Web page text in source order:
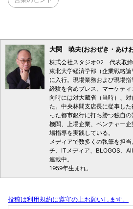
大関 暁夫(おおぜき・あけ
株式会社スタジオ02 代表取締
東北大学経済学部（企業戦略
に入行。現場業務および現場
経験を含めプレス、マーケテ
向時には対大蔵省（当時）、
た。中央林間支店長に従事し
った都市銀行に打ち勝つ独自
機関、上場企業、ベンチャー
場指導を実践している。
メディアで数多くの執筆を担
チ、ITメディア、BLOGOS、
連載中。
1959年生まれ。